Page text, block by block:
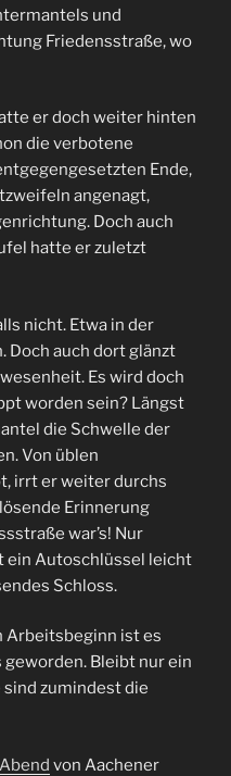
und
Friedensstraße, wo
er doch weiter hinten
die verbotene
Ende,
angenagt,
Doch auch
hatte er zuletzt
nicht. Etwa in der
Doch auch dort glänzt
Es wird doch
worden sein? Längst
die Schwelle der
Von üblen
irrt er weiter durchs
Erinnerung
war’s! Nur
ein Autoschlüssel leicht
Schloss.
Arbeitsbeginn ist es
Bleibt nur ein
zumindest die
von Aachener